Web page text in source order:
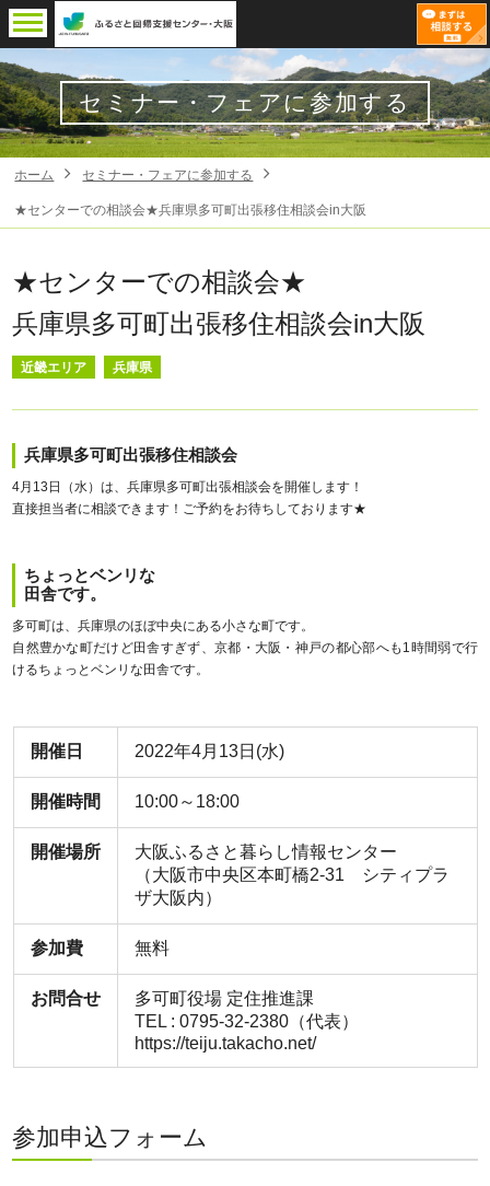
セミナー・フェアに参加する
ホーム セミナー・フェアに参加する
★センターでの相談会★兵庫県多可町出張移住相談会in大阪
★センターでの相談会★
兵庫県多可町出張移住相談会in大阪
近畿エリア 兵庫県
兵庫県多可町出張移住相談会
4月13日（水）は、兵庫県多可町出張相談会を開催します！
直接担当者に相談できます！ご予約をお待ちしております★
ちょっとベンリな
田舎です。
多可町は、兵庫県のほぼ中央にある小さな町です。
自然豊かな町だけど田舎すぎず、京都・大阪・神戸の都心部へも1時間弱で行
けるちょっとベンリな田舎です。
開催日 2022年4月13日(水)
開催時間 10:00～18:00
開催場所
大阪ふるさと暮らし情報センター
（大阪市中央区本町橋2-31 シティプラ
ザ大阪内）
参加費 無料
お問合せ
多可町役場 定住推進課
TEL : 0795-32-2380（代表）
https://teiju.takacho.net/
参加申込フォーム